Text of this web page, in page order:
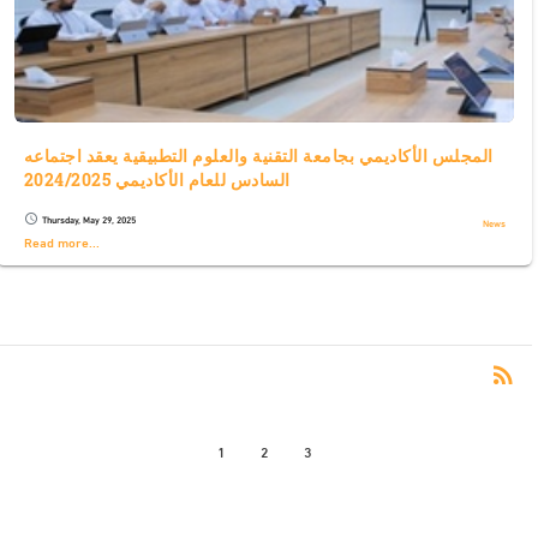
المجلس الأكاديمي بجامعة التقنية والعلوم التطبيقية يعقد اجتماعه
السادس للعام الأكاديمي 2024/2025
schedule Thursday, May 29, 2025 News
Read more...
rss_feed
1 2 3